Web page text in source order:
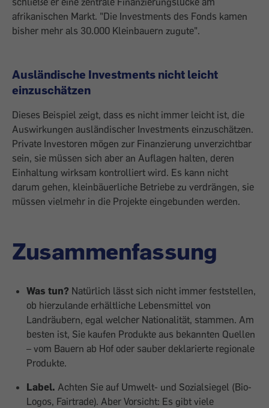
afrikanischen Markt. "Die Investments des Fonds kamen
bisher mehr als 30.000 Kleinbauern zugute".
Ausländische Investments nicht leicht
einzuschätzen
Dieses Beispiel zeigt, dass es nicht immer leicht ist, die
Auswirkungen ausländischer Investments einzuschätzen.
Private Investoren mögen zur Finanzierung unverzichtbar
sein, sie müssen sich aber an Auflagen halten, deren
Einhaltung wirksam kontrolliert wird. Es kann nicht
darum gehen, kleinbäuerliche Betriebe zu verdrängen, sie
müssen vielmehr in die Projekte eingebunden werden.
Zusammenfassung
Was tun? Natürlich lässt sich nicht immer feststellen,
ob hierzulande erhältliche Lebensmittel von
Landräubern, egal welcher Nationalität, stammen. Am
besten ist, Sie kaufen Produkte aus bekannten Quellen
– vom Bauern ab Hof oder sauber deklarierte regionale
Produkte.
Label. Achten Sie auf Umwelt- und Sozial­siegel (Bio-
Logos, Fairtrade). Aber Vorsicht: Es gibt viele